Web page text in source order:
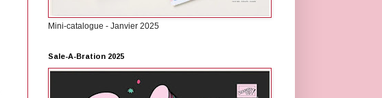
Mini-catalogue - Janvier 2025
Sale-A-Bration 2025